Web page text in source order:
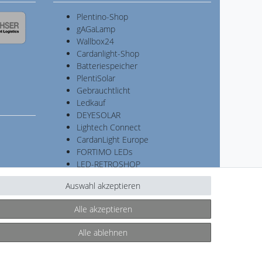
Plentino-Shop
gAGaLamp
Wallbox24
Cardanlight-Shop
Batteriespeicher
PlentiSolar
Gebrauchtlicht
Ledkauf
DEYESOLAR
Lightech Connect
CardanLight Europe
FORTIMO LEDs
LED-RETROSHOP
MeinUSB
widerrufen Kontakt
Alle akzeptieren
Alle ablehnen
Auswahl akzeptieren